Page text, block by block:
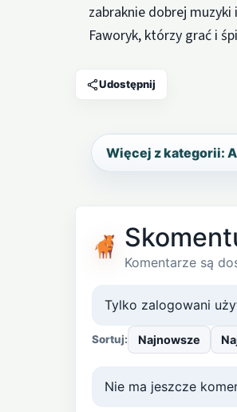
zabraknie dobrej muzyki
Faworyk, którzy grać i
Udostępnij
Więcej z kategorii:
Komentarze są
Tylko zalogowani
Sortuj: Najnowsze
Nie ma jeszcze